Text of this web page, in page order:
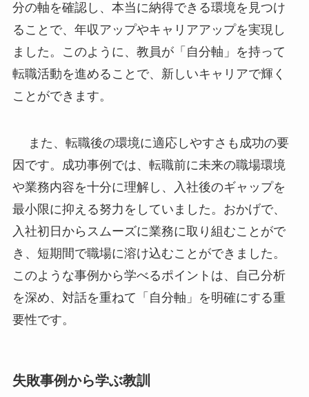
分の軸を確認し、本当に納得できる環境を見つけ
ることで、年収アップやキャリアアップを実現し
ました。このように、教員が「自分軸」を持って
転職活動を進めることで、新しいキャリアで輝く
ことができます。
また、転職後の環境に適応しやすさも成功の要
因です。成功事例では、転職前に未来の職場環境
や業務内容を十分に理解し、入社後のギャップを
最小限に抑える努力をしていました。おかげで、
入社初日からスムーズに業務に取り組むことがで
き、短期間で職場に溶け込むことができました。
このような事例から学べるポイントは、自己分析
を深め、対話を重ねて「自分軸」を明確にする重
要性です。
失敗事例から学ぶ教訓